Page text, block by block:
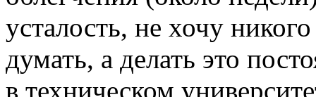
усталость, не хочу
думать, а делать это
в техническом